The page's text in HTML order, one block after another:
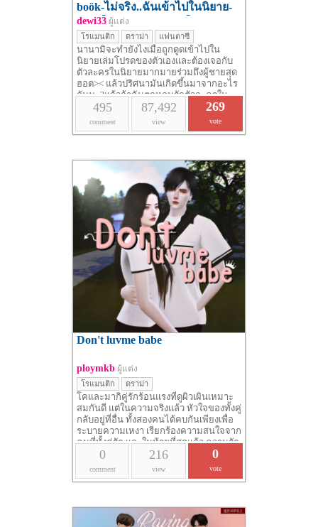
boök-ไม่จริง..ฉันเข้าไปในนิยาย-
✿❀【Now upตอน11!!】เรป488
30/11/19
dewi33 ผู้แต่ง
โรแมนติก ดราม่า แฟนตาซี
นานามิจะทำยังไงเมื่อถูกดูดเข้าไปใน
นิยายเล่มโปรดของตัวเองและต้องเจอกับ
ตัวละครในนิยายมากมายร่วมถึงผู้ชายสุด
ฮอต>< แล้วปริศนามันเกิดขึ้นมาจากอะไร
กันนะ?แล้วถ้าฉันตกหลุมรักตัวละครใน
หนังสือขึ้นมาละ ทั้งที่เค้าเป็นเพียงคนที่ถูก
แต่งขึ้นมา?
495
comment
87,492
view
269
vote
Don't luvme babe
ploymkb ผู้แต่ง
โรแมนติก ดราม่า
โคและมากิคู่รักร้อนแรงที่ดูผิวเผินเหมาะ
สมกันดี แต่ในความจริงแล้ว หัวใจของทั้งคู่
กลับอยู่ที่อื่น ทั้งสองคนได้คบกันเพียงเพื่อ
ระบายความเหงา เรียกร้องความสนใจจาก
คนที่ทั้งคู่รัก และในท้ายที่สุดแล้ว ความรัก
ครั้งนี้จะกลายเป็น... ? (ขอโทษสำหรับเรื่อง
0
comment
216
view
0
vote